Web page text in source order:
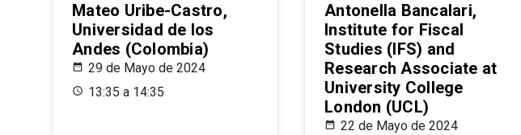
Mateo Uribe-Castro,
Universidad de los
Andes (Colombia)
29 de Mayo de 2024
13:35 a 14:35
Antonella Bancalari,
Institute for Fiscal
Studies (IFS) and
Research Associate at
University College
London (UCL)
22 de Mayo de 2024